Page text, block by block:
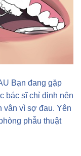
Bạn đang gặp
bác sĩ chỉ định nên
vân vì sợ đau. Yên
phẫu thuật